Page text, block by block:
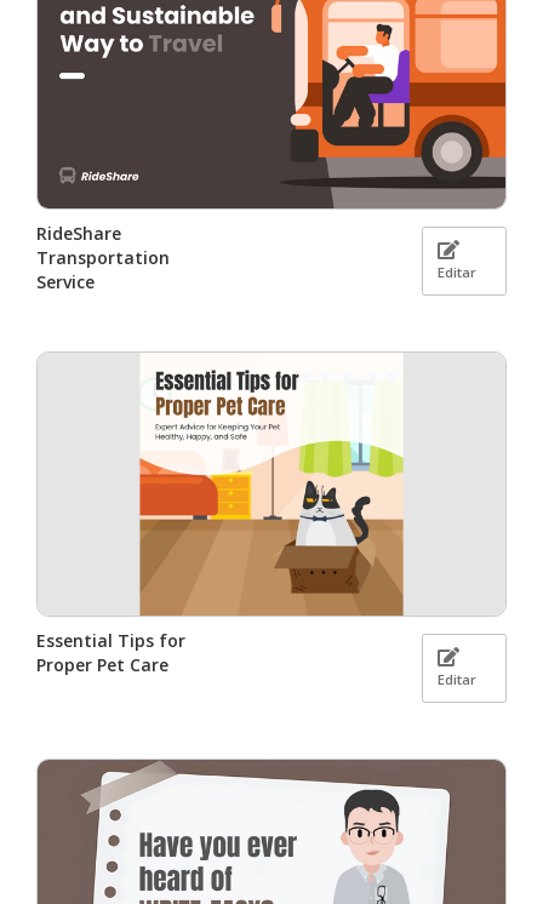
RideShare
Transportation
Service
Editar
Essential Tips for
Proper Pet Care
Editar